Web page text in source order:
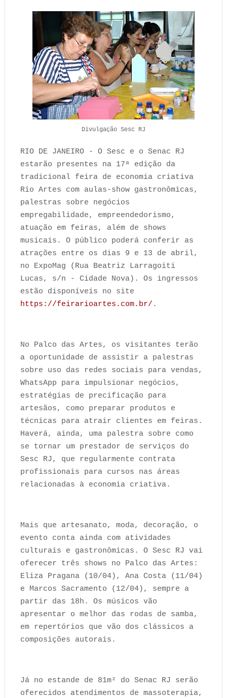
Divulgação Sesc RJ
RIO DE JANEIRO - O Sesc e o Senac RJ
estarão presentes na 17ª edição da
tradicional feira de economia criativa
Rio Artes com aulas-show gastronômicas,
palestras sobre negócios
empregabilidade, empreendedorismo,
atuação em feiras, além de shows
musicais. O público poderá conferir as
atrações entre os dias 9 e 13 de abril,
no ExpoMag (Rua Beatriz Larragoiti
Lucas, s/n - Cidade Nova). Os ingressos
estão disponíveis no site
https://feirarioartes.com.br/ .
No Palco das Artes, os visitantes terão
a oportunidade de assistir a palestras
sobre uso das redes sociais para vendas,
WhatsApp para impulsionar negócios,
estratégias de precificação para
artesãos, como preparar produtos e
técnicas para atrair clientes em feiras.
Haverá, ainda, uma palestra sobre como
se tornar um prestador de serviços do
Sesc RJ, que regularmente contrata
profissionais para cursos nas áreas
relacionadas à economia criativa.
Mais que artesanato, moda, decoração, o
evento conta ainda com atividades
culturais e gastronômicas. O Sesc RJ vai
oferecer três shows no Palco das Artes:
Eliza Pragana (10/04), Ana Costa (11/04)
e Marcos Sacramento (12/04), sempre a
partir das 18h. Os músicos vão
apresentar o melhor das rodas de samba,
em repertórios que vão dos clássicos a
composições autorais.
Já no estande de 81m² do Senac RJ serão
oferecidos atendimentos de massoterapia,